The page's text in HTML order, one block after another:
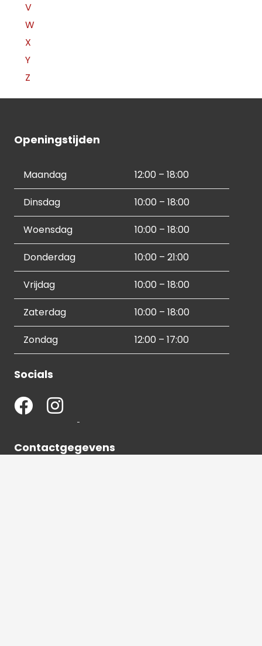
V
W
X
Y
Z
Openingstijden
Maandag 12:00 – 18:00
Dinsdag 10:00 – 18:00
Woensdag 10:00 – 18:00
Donderdag 10:00 – 21:00
Vrijdag 10:00 – 18:00
Zaterdag 10:00 – 18:00
Zondag 12:00 – 17:00
Socials
Contactgegevens